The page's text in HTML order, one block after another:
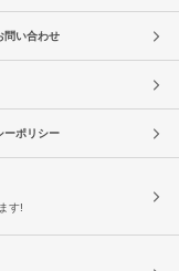
問い合わせ
ーポリシー
す!